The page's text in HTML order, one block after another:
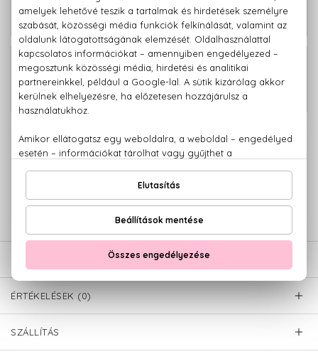
Keratin Repair Keratinos helyreállító
hajmaszk 200 ml
1.990 Ft
BIO
Keratin Repair 15 in 1 keratinos
öblítésmentes helyreállító krém 200
ml
1.990 Ft
100% eredeti termékek,14 napos visszaküldési garanciával
Kérdésed van, elakadtál? Hívd ügyfélszolgálatunkat:
779 1926
LEÍRÁS
ÉRTÉKELÉSEK (0)
SZÁLLÍTÁS